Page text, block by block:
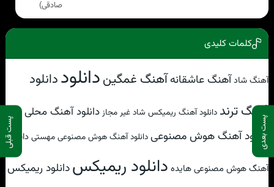
پست بعدی پست قبلی
صادقی)
کلمات کلیدی
آهنگ شادآهنگ عاشقانهآهنگ غمگیندانلوددانلود
آهنگ ترند دانلود آهنگ ریمیکس شاد غیر مجاز دانلود آهنگ محلی
دانلود آهنگ هوش مصنوعیدانلود آهنگ هوش مصنوعی مهستیدانلود
آهنگ هوش مصنوعی هایده دانلود ریمیکسدانلود ریمیکس